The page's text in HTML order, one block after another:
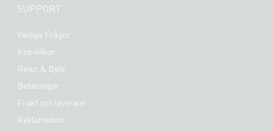
SUPPORT
Vanliga Frågor
Köpvillkor
Retur & Byte
Betalningar
Frakt och leverans
Reklamation